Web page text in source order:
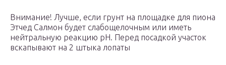
Внимание! Лучше, если грунт на площадке для пиона
Этчед Салмон будет слабощелочным или иметь
нейтральную реакцию рН. Перед посадкой участок
вскапывают на 2 штыка лопаты